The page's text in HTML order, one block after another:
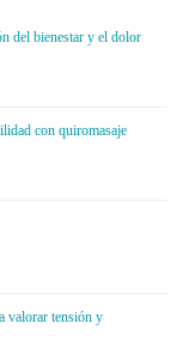
del bienestar y el dolor
con quiromasaje
valorar tensión y